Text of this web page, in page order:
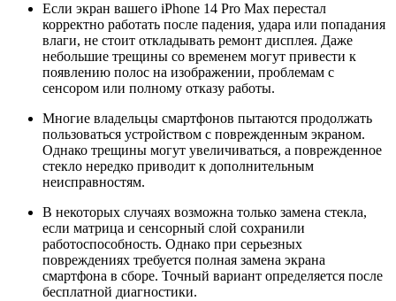
Если экран вашего iPhone 14 Pro Max перестал
корректно работать после падения, удара или попадания
влаги, не стоит откладывать ремонт дисплея. Даже
небольшие трещины со временем могут привести к
появлению полос на изображении, проблемам с
сенсором или полному отказу работы.
Многие владельцы смартфонов пытаются продолжать
пользоваться устройством с поврежденным экраном.
Однако трещины могут увеличиваться, а поврежденное
стекло нередко приводит к дополнительным
неисправностям.
В некоторых случаях возможна только замена стекла,
если матрица и сенсорный слой сохранили
работоспособность. Однако при серьезных
повреждениях требуется полная замена экрана
смартфона в сборе. Точный вариант определяется после
бесплатной диагностики.